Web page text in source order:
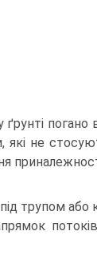
які не
під трупом